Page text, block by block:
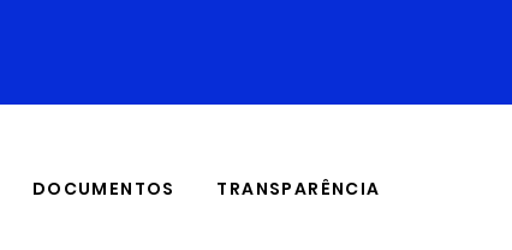
DOCUMENTOS TRANSPARÊNCIA